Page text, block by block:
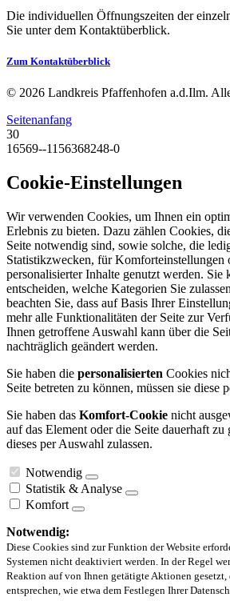
Die individuellen Öffnungszeiten der
Sie unter dem Kontaktüberblick.
Zum Kontaktüberblick
© 2026 Landkreis Pfaffenhofen a.d.Ilm.
Seitenanfang
30
16569--1156368248-0
Cookie-Einstellungen
Wir verwenden Cookies, um Ihnen ein
Erlebnis zu bieten. Dazu zählen Cookies,
Seite notwendig sind, sowie solche, die
Statistikzwecken, für Komforteinstellungen
personalisierter Inhalte genutzt werden. Sie
entscheiden, welche Kategorien Sie
beachten Sie, dass auf Basis Ihrer
mehr alle Funktionalitäten der Seite zur
Ihnen getroffene Auswahl kann über die
nachträglich geändert werden.
Sie haben die personalisierten Cookies
Seite betreten zu können, müssen sie diese
Sie haben das Komfort-Cookie nicht
auf das Element oder die Seite dauerhaft zu
dieses per Auswahl zulassen.
Notwendig
Statistik & Analyse
Komfort
Notwendig:
Diese Cookies sind zur Funktion der Website
Systemen nicht deaktiviert werden. In der Regel
Reaktion auf von Ihnen getätigte Aktionen
entsprechen, wie etwa dem Festlegen Ihrer